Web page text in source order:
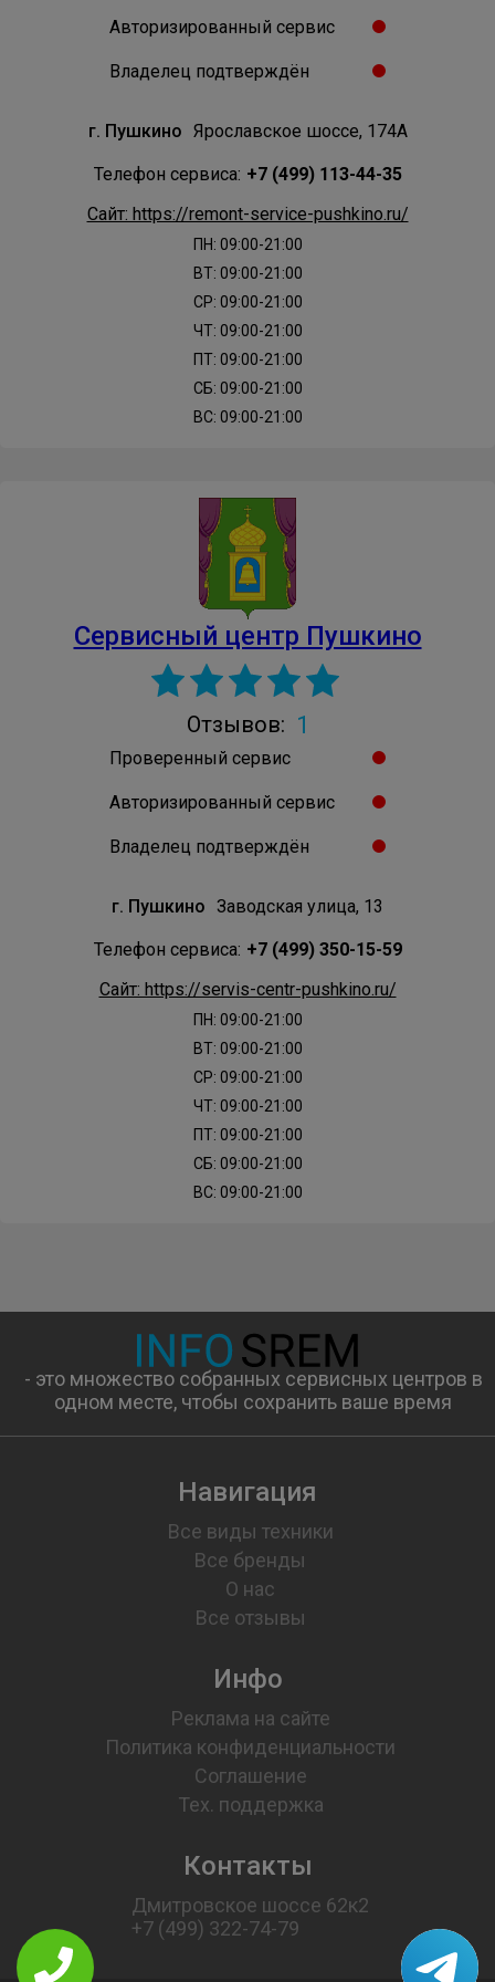
Авторизированный сервис
Владелец подтверждён
г. Пушкино Ярославское шоссе, 174А
Телефон сервиса: +7 (499) 113-44-35
Сайт: https://remont-service-pushkino.ru/
ПН: 09:00-21:00
ВТ: 09:00-21:00
СР: 09:00-21:00
ЧТ: 09:00-21:00
ПТ: 09:00-21:00
СБ: 09:00-21:00
ВС: 09:00-21:00
Сервисный центр Пушкино
Отзывов: 1
Проверенный сервис
Авторизированный сервис
Владелец подтверждён
г. Пушкино Заводская улица, 13
Телефон сервиса: +7 (499) 350-15-59
Сайт: https://servis-centr-pushkino.ru/
ПН: 09:00-21:00
ВТ: 09:00-21:00
СР: 09:00-21:00
ЧТ: 09:00-21:00
ПТ: 09:00-21:00
СБ: 09:00-21:00
ВС: 09:00-21:00
- это множество собранных сервисных центров в
одном месте, чтобы сохранить ваше время
Навигация
Все виды техники
Все бренды
О нас
Все отзывы
Инфо
Реклама на сайте
Политика конфиденциальности
Соглашение
Тех. поддержка
Контакты
Дмитровское шоссе 62к2
+7 (499) 322-74-79